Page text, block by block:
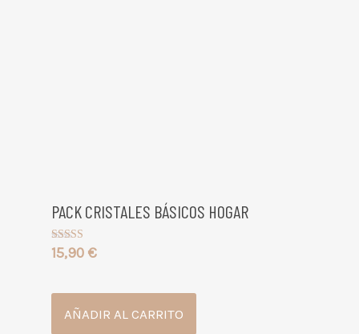
PACK CRISTALES BÁSICOS HOGAR
Valorado
con
15,90 €
AÑADIR AL CARRITO